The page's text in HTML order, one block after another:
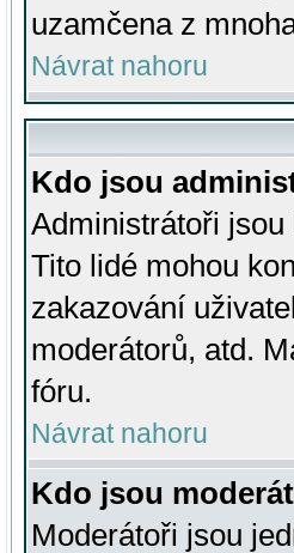
uzamčena z
Návrat nahoru
Kdo jsou
Administrátoři
Tito lidé mohou
zakazování
moderátorů, atd.
fóru.
Návrat nahoru
Kdo jsou
Moderátoři jsou